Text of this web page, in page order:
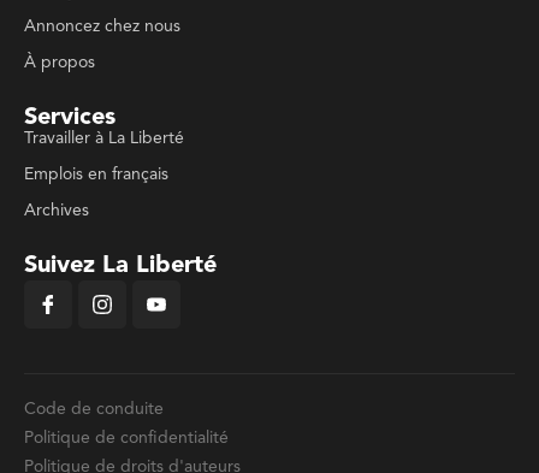
Annoncez chez nous
À propos
Services
Travailler à La Liberté
Emplois en français
Archives
Suivez La Liberté
Code de conduite
Politique de confidentialité
Politique de droits d'auteurs